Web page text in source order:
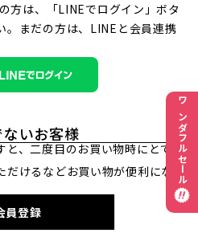
方は、「LINEでログイン」ボタ
まだの方は、 LINEと会員連携
いお客様
、二度目のお買い物時にとて
けるなどお買い物が便利にな
員登録
ワンダフルセール